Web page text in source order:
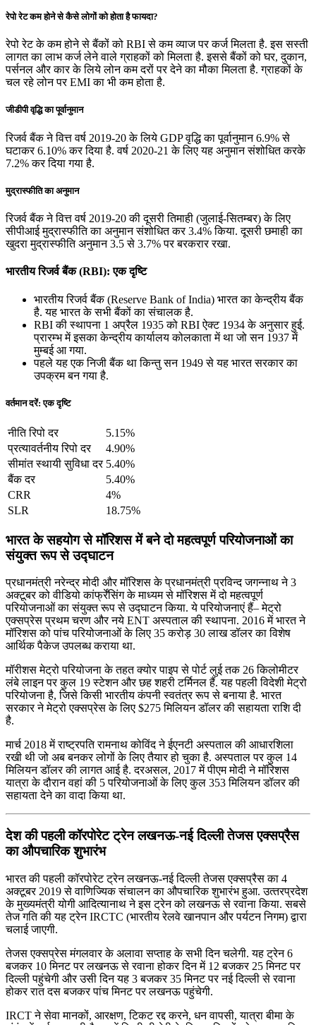
रेपो रेट कम होने से कैसे लोगों को होता है फायदा?
रेपो रेट के कम होने से बैंकों को RBI से कम व्याज पर कर्ज मिलता है. इस सस्ती
लागत का लाभ कर्ज लेने वाले ग्राहकों को मिलता है. इससे बैंकों को घर, दुकान,
पर्सनल और कार के लिये लोन कम दरों पर देने का मौका मिलता है. ग्राहकों के
चल रहे लोन पर EMI का भी कम होता है.
जीडीपी वृद्धि का पूर्वानुमान
रिजर्व बैंक ने वित्त वर्ष 2019-20 के लिये GDP वृद्धि का पूर्वानुमान 6.9% से
घटाकर 6.10% कर दिया है. वर्ष 2020-21 के लिए यह अनुमान संशोधित करके
7.2% कर दिया गया है.
मुद्रास्फीति का अनुमान
रिजर्व बैंक ने वित्त वर्ष 2019-20 की दूसरी तिमाही (जुलाई-सितम्बर) के लिए
सीपीआई मुद्रास्‍फीति का अनुमान संशोधित कर 3.4% किया. दूसरी छमाही का
खुदरा मुद्रास्फीति अनुमान 3.5 से 3.7% पर बरकरार रखा.
भारतीय रिजर्व बैंक (RBI): एक दृष्टि
भारतीय रिजर्व बैंक (Reserve Bank of India) भारत का केन्द्रीय बैंक
है. यह भारत के सभी बैंकों का संचालक है.
RBI की स्थापना 1 अप्रैल 1935 को RBI ऐक्ट 1934 के अनुसार हुई.
प्रारम्भ में इसका केन्द्रीय कार्यालय कोलकाता में था जो सन 1937 में
मुम्बई आ गया.
पहले यह एक निजी बैंक था किन्तु सन 1949 से यह भारत सरकार का
उपक्रम बन गया है.
वर्तमान दरें: एक दृष्टि
नीति रिपो दर
5.15%
प्रत्‍यावर्तनीय रिपो दर
4.90%
सीमांत स्‍थायी सुविधा दर 5.40%
बैंक दर
5.40%
CRR
4%
SLR
18.75%
भारत के सहयोग से मॉरिशस में बने दो महत्‍वपूर्ण परियोजनाओं का
संयुक्‍त रूप से उद्घाटन
प्रधानमंत्री नरेन्‍द्र मोदी और मॉरिशस के प्रधानमंत्री प्रविन्‍द जगन्‍नाथ ने 3
अक्टूबर को वीडियो कांर्फ्रेंसिंग के माध्यम से मॉरिशस में दो महत्‍वपूर्ण
परियोजनाओं का संयुक्‍त रूप से उद्घाटन किया. ये परियोजनाएं हैं– मेट्रो
एक्‍सप्रेस प्रथम चरण और नये ENT अस्‍पताल की स्‍थापना. 2016 में भारत ने
मॉरिशस को पांच परियोजनाओं के लिए 35 करोड़ 30 लाख डॉलर का विशेष
आर्थिक पैकेज उपलब्‍ध कराया था.
मॉरीशस मेट्रो परियोजना के तहत क्योर पाइप से पोर्ट लुई तक 26 किलोमीटर
लंबे लाइन पर कुल 19 स्टेशन और छह शहरी टर्मिनल हैं. यह पहली विदेशी मेट्रो
परियोजना है, जिसे किसी भारतीय कंपनी स्वतंत्र रूप से बनाया है. भारत
सरकार ने मेट्रो एक्सप्रेस के लिए $275 मिलियन डॉलर की सहायता राशि दी
है.
मार्च 2018 में राष्ट्रपति रामनाथ कोविंद ने ईएनटी अस्पताल की आधारशिला
रखी थी जो अब बनकर लोगों के लिए तैयार हो चुका है. अस्पताल पर कुल 14
मिलियन डॉलर की लागत आई है. दरअसल, 2017 में पीएम मोदी ने मॉरिशस
यात्रा के दौरान वहां की 5 परियोजनाओं के लिए कुल 353 मिलियन डॉलर की
सहायता देने का वादा किया था.
देश की पहली कॉरपोरेट ट्रेन लखनऊ-नई दिल्‍ली तेजस एक्‍सप्रैस
का औपचारिक शुभारंभ
भारत की पहली कॉरपोरेट ट्रेन लखनऊ-नई दिल्‍ली तेजस एक्‍सप्रैस का 4
अक्टूबर 2019 से वाणिज्यिक संचालन का औपचारिक शुभारंभ हुआ. उत्‍तरप्रदेश
के मुख्‍यमंत्री योगी आदित्‍यानाथ ने इस ट्रेन को लखनऊ से रवाना किया. सबसे
तेज गति की यह ट्रेन IRCTC (भारतीय रेलवे खानपान और पर्यटन निगम) द्वारा
चलाई जाएगी.
तेजस एक्सप्रेस मंगलवार के अलावा सप्‍ताह के सभी दिन चलेगी. यह ट्रेन 6
बजकर 10 मिनट पर लखनऊ से रवाना होकर दिन में 12 बजकर 25 मिनट पर
दिल्‍ली पहुंचेगी और उसी दिन यह 3 बजकर 35 मिनट पर नई दिल्‍ली से रवाना
होकर रात दस बजकर पांच मिनट पर लखनऊ पहुंचेगी.
IRCT ने सेवा मानकों, आरक्षण, टिकट रद्द करने, धन वापसी, यात्रा बीमा के